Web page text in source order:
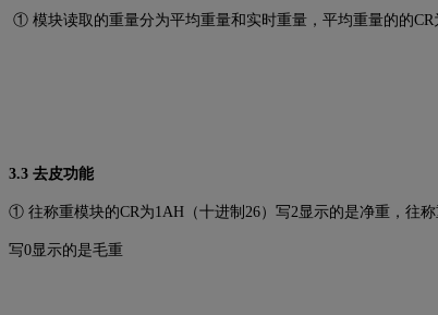
① 模块读取的重量分为平均重量和实时重量，平均重量的的CR
3.3 去皮功能
① 往称重模块的CR为1AH（十进制26）写2显示的是净重，往
写0显示的是毛重